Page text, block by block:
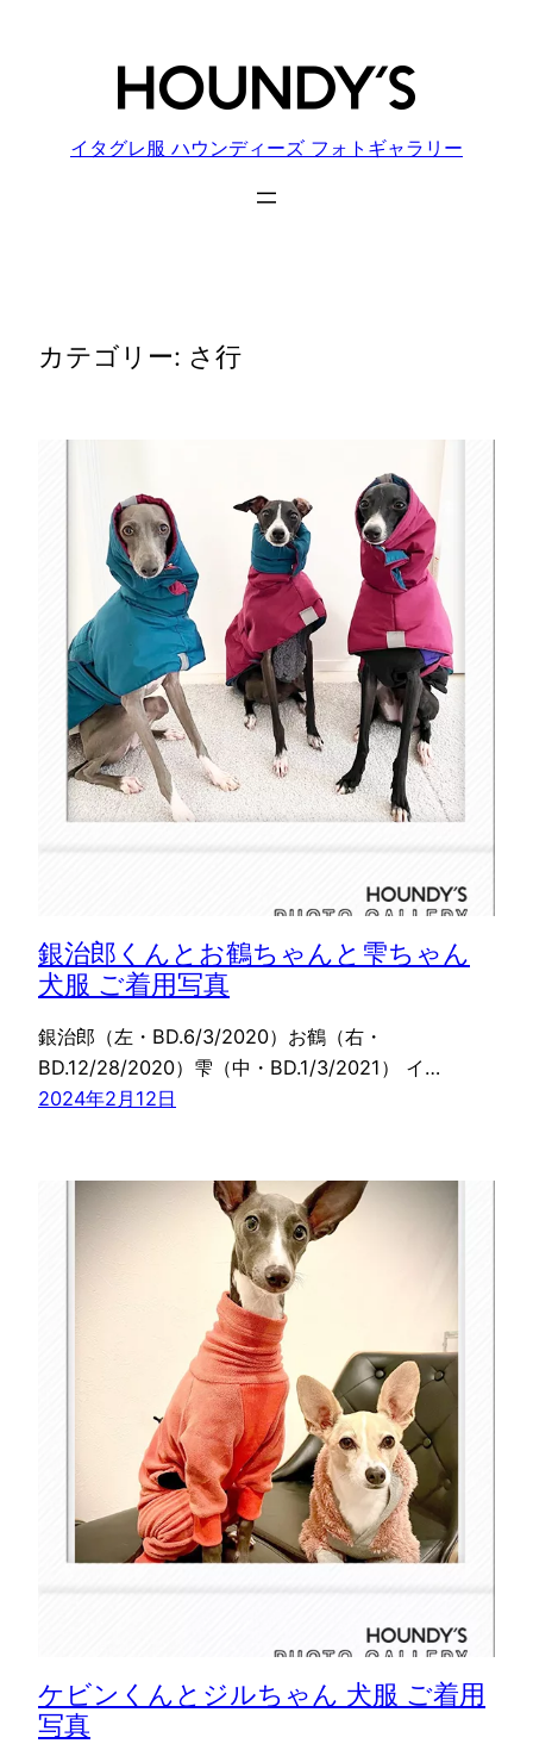
イタグレ服 ハウンディーズ フォトギャラリー
カテゴリー: さ行
銀治郎くんとお鶴ちゃんと雫ちゃん
犬服 ご着用写真
銀治郎（左・BD.6/3/2020）お鶴（右・
BD.12/28/2020）雫（中・BD.1/3/2021） イ…
2024年2月12日
ケビンくんとジルちゃん 犬服 ご着用
写真